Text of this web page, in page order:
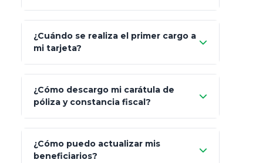
"¿Aún no tienes cuenta?
Regístrate"
¿Cuándo se realiza el primer cargo a
mi tarjeta?
¿Cómo descargo mi carátula de
póliza y constancia fiscal?
"Mis Pólizas" > "Documentos"
¿Cómo puedo actualizar mis
beneficiarios?